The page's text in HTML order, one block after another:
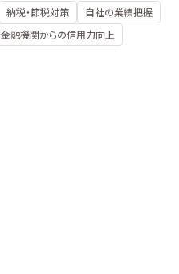
納税・節税対策
自社の業績把握
金融機関からの信用力向上